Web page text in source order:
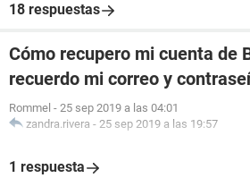
18 respuestas
Cómo recupero mi cuenta de
recuerdo mi correo y
Rommel - 25 sep 2019 a las 04:01
zandra.rivera - 25 sep 2019 a las 19:57
1 respuesta